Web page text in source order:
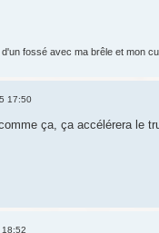
fossé avec ma brêle et mon
17:50
ça, ça accélérera le